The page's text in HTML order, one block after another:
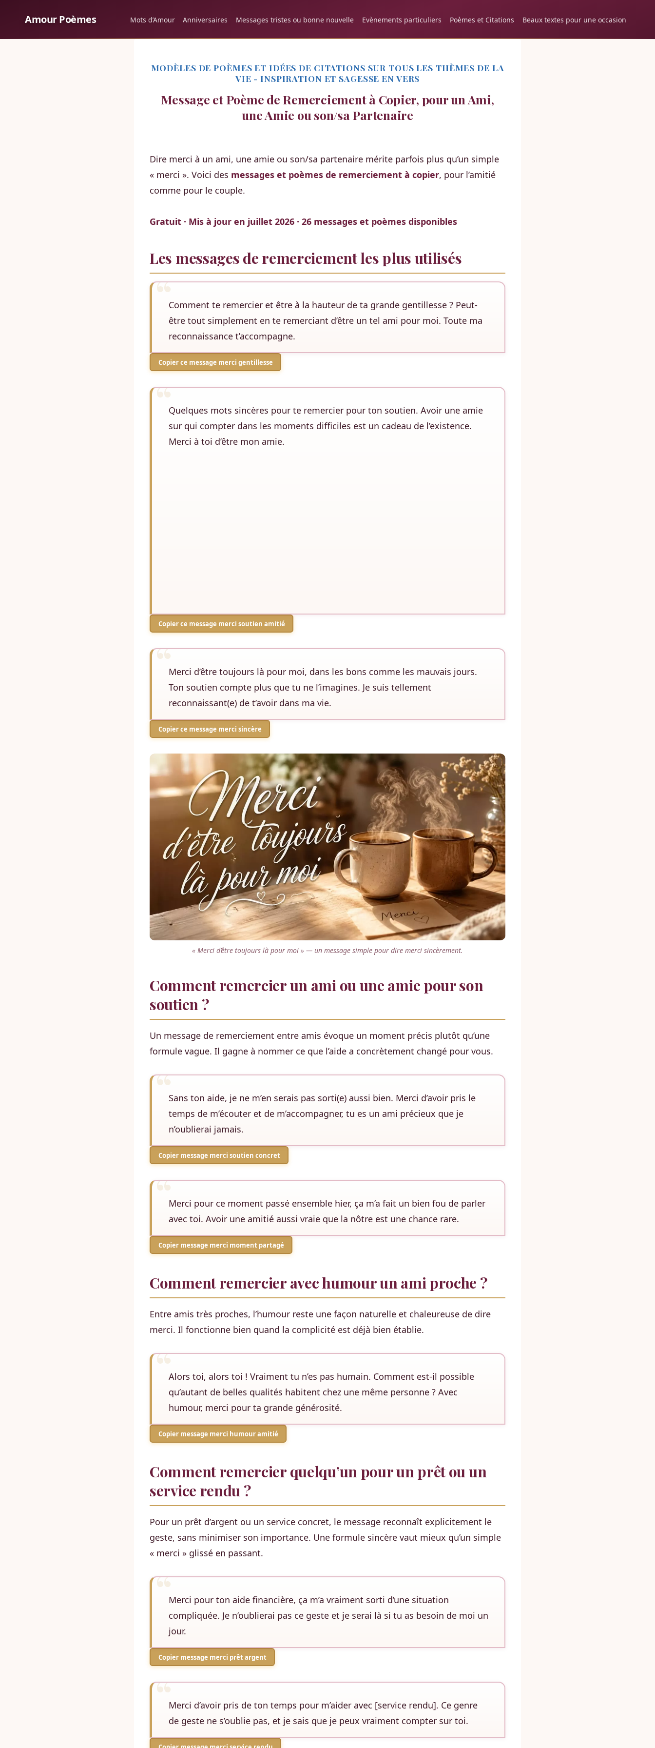
contenu
Amour Poèmes Mots d’Amour Anniversaires Messages tristes ou bonne nouvelle Evènements particuliers Poèmes et Citations Beaux textes pour une occasion
MODÈLES DE POÈMES ET IDÉES DE CITATIONS SUR TOUS LES THÈMES DE LA
VIE - INSPIRATION ET SAGESSE EN VERS
Message et Poème de Remerciement à Copier, pour un Ami,
une Amie ou son/sa Partenaire
Dire merci à un ami, une amie ou son/sa partenaire mérite parfois plus qu’un simple
« merci ». Voici des messages et poèmes de remerciement à copier, pour l’amitié
comme pour le couple.
Gratuit · Mis à jour en juillet 2026 · 26 messages et poèmes disponibles
Les messages de remerciement les plus utilisés
Comment te remercier et être à la hauteur de ta grande gentillesse ? Peut-
être tout simplement en te remerciant d’être un tel ami pour moi. Toute ma
reconnaissance t’accompagne.
Copier ce message merci gentillesse
Quelques mots sincères pour te remercier pour ton soutien. Avoir une amie
sur qui compter dans les moments difficiles est un cadeau de l’existence.
Merci à toi d’être mon amie.
Copier ce message merci soutien amitié
Merci d’être toujours là pour moi, dans les bons comme les mauvais jours.
Ton soutien compte plus que tu ne l’imagines. Je suis tellement
reconnaissant(e) de t’avoir dans ma vie.
Copier ce message merci sincère
« Merci d’être toujours là pour moi » — un message simple pour dire merci sincèrement.
Comment remercier un ami ou une amie pour son
soutien ?
Un message de remerciement entre amis évoque un moment précis plutôt qu’une
formule vague. Il gagne à nommer ce que l’aide a concrètement changé pour vous.
Sans ton aide, je ne m’en serais pas sorti(e) aussi bien. Merci d’avoir pris le
temps de m’écouter et de m’accompagner, tu es un ami précieux que je
n’oublierai jamais.
Copier message merci soutien concret
Merci pour ce moment passé ensemble hier, ça m’a fait un bien fou de parler
avec toi. Avoir une amitié aussi vraie que la nôtre est une chance rare.
Copier message merci moment partagé
Comment remercier avec humour un ami proche ?
Entre amis très proches, l’humour reste une façon naturelle et chaleureuse de dire
merci. Il fonctionne bien quand la complicité est déjà bien établie.
Alors toi, alors toi ! Vraiment tu n’es pas humain. Comment est-il possible
qu’autant de belles qualités habitent chez une même personne ? Avec
humour, merci pour ta grande générosité.
Copier message merci humour amitié
Comment remercier quelqu’un pour un prêt ou un
service rendu ?
Pour un prêt d’argent ou un service concret, le message reconnaît explicitement le
geste, sans minimiser son importance. Une formule sincère vaut mieux qu’un simple
« merci » glissé en passant.
Merci pour ton aide financière, ça m’a vraiment sorti d’une situation
compliquée. Je n’oublierai pas ce geste et je serai là si tu as besoin de moi un
jour.
Copier message merci prêt argent
Merci d’avoir pris de ton temps pour m’aider avec [service rendu]. Ce genre
de geste ne s’oublie pas, et je sais que je peux vraiment compter sur toi.